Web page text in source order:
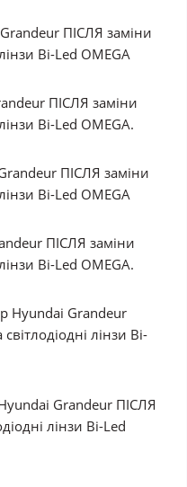
ПІСЛЯ заміни
Bi-Led OMEGA.
ПІСЛЯ заміни
Bi-Led OMEGA.
Grandeur ПІСЛЯ
лінзи Bi-Led